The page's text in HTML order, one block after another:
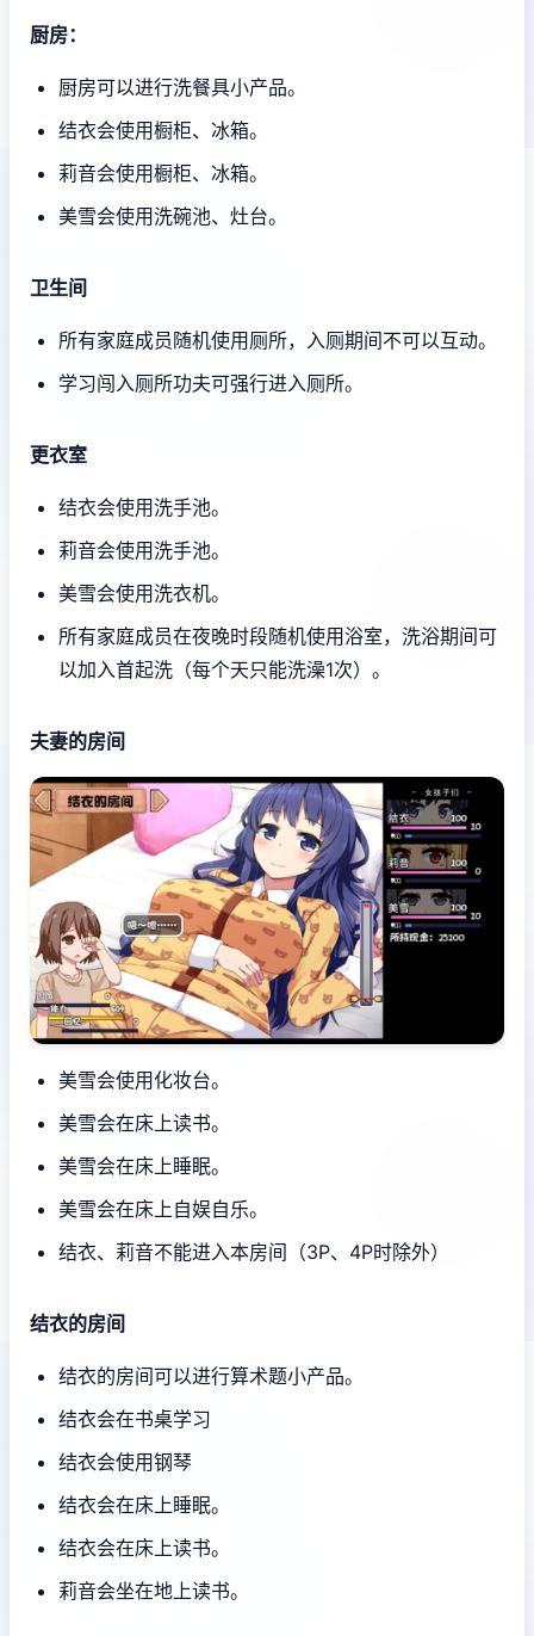
厨房：
厨房可以进行洗餐具小产品。
结衣会使用橱柜、冰箱。
莉音会使用橱柜、冰箱。
美雪会使用洗碗池、灶台。
卫生间
所有家庭成员随机使用厕所，入厕期间不可以互动。
学习闯入厕所功夫可强行进入厕所。
更衣室
结衣会使用洗手池。
莉音会使用洗手池。
美雪会使用洗衣机。
所有家庭成员在夜晚时段随机使用浴室，洗浴期间可
以加入首起洗（每个天只能洗澡1次）。
夫妻的房间
美雪会使用化妆台。
美雪会在床上读书。
美雪会在床上睡眠。
美雪会在床上自娱自乐。
结衣、莉音不能进入本房间（3P、4P时除外）
结衣的房间
结衣的房间可以进行算术题小产品。
结衣会在书桌学习
结衣会使用钢琴
结衣会在床上睡眠。
结衣会在床上读书。
莉音会坐在地上读书。